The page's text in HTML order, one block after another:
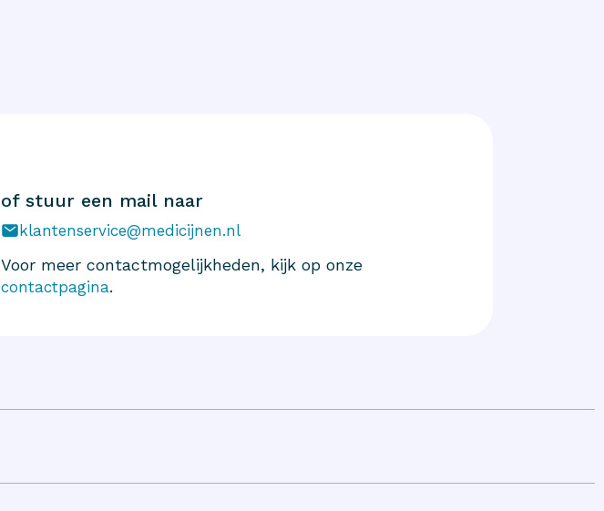
of stuur een mail naar
klantenservice@medicijnen.nl
Voor meer contactmogelijkheden, kijk op onze
contactpagina.